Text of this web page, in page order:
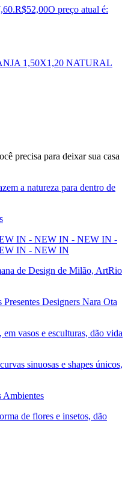
R$52,00O preço atual é:
1,50X1,20 NATURAL
precisa para deixar sua casa
a natureza para dentro de
IN - NEW IN - NEW IN -
IN - NEW IN
de Design de Milão, ArtRio
Designers Nara Ota
vasos e esculturas, dão vida
sinuosas e shapes únicos,
Ambientes
de flores e insetos, dão